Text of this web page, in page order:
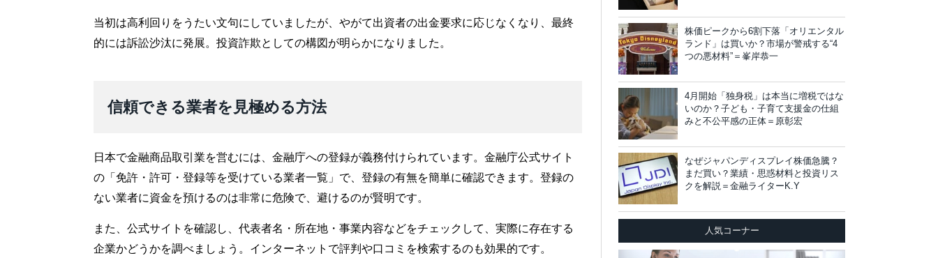
当初は高利回りをうたい文句にしていましたが、やがて出資者の出金要求に応じなくなり、最終
的には訴訟沙汰に発展。投資詐欺としての構図が明らかになりました。
信頼できる業者を見極める方法
日本で金融商品取引業を営むには、金融庁への登録が義務付けられています。金融庁公式サイト
の「免許・許可・登録等を受けている業者一覧」で、登録の有無を簡単に確認できます。登録の
ない業者に資金を預けるのは非常に危険で、避けるのが賢明です。
また、公式サイトを確認し、代表者名・所在地・事業内容などをチェックして、実際に存在する
企業かどうかを調べましょう。インターネットで評判や口コミを検索するのも効果的です。
株価ピークから6割下落「オリエンタル
ランド」は買いか？市場が警戒する“4
つの悪材料”＝峯岸恭一
4月開始「独身税」は本当に増税ではな
いのか？子ども・子育て支援金の仕組
みと不公平感の正体＝原彰宏
なぜジャパンディスプレイ株価急騰？
まだ買い？業績・思惑材料と投資リス
クを解説＝金融ライターK.Y
人気コーナー